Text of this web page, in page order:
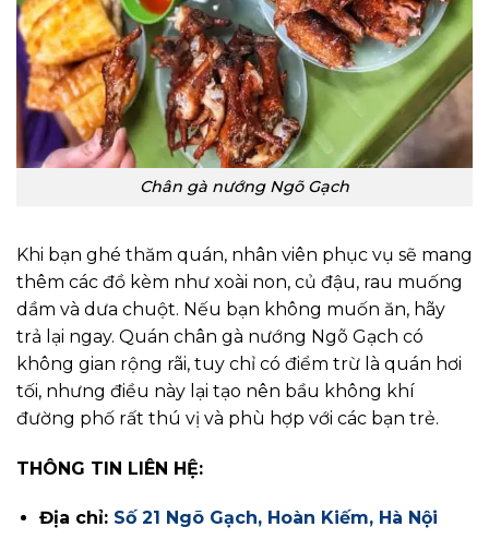
Chân gà nướng Ngõ Gạch
Khi bạn ghé thăm quán, nhân viên phục vụ sẽ mang
thêm các đồ kèm như xoài non, củ đậu, rau muống
dầm và dưa chuột. Nếu bạn không muốn ăn, hãy
trả lại ngay. Quán chân gà nướng Ngõ Gạch có
không gian rộng rãi, tuy chỉ có điểm trừ là quán hơi
tối, nhưng điều này lại tạo nên bầu không khí
đường phố rất thú vị và phù hợp với các bạn trẻ.
THÔNG TIN LIÊN HỆ:
Địa chỉ: Số 21 Ngõ Gạch, Hoàn Kiếm, Hà Nội